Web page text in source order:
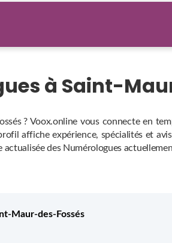
à Saint-
? Voox.online vous connecte en
affiche expérience, spécialités et
des Numérologues
Maur-des-Fossés